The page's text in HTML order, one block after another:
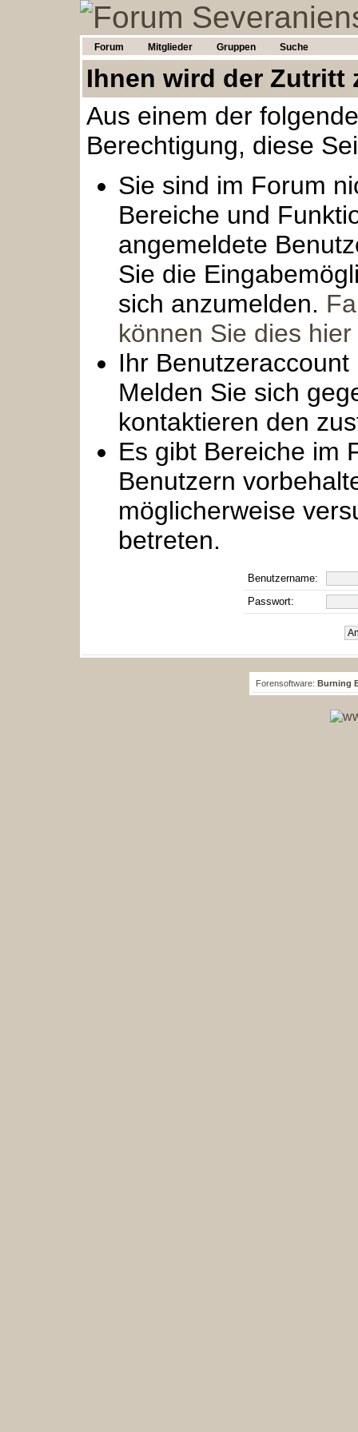
Forum Mitglieder Gruppen Suche
Ihnen wird der Zutritt
Aus einem der
Berechtigung, diese
Sie sind im Forum
Bereiche und
angemeldete
Sie die
sich anzumelden.
können Sie dies
Ihr
Melden Sie sich
kontaktieren den
Es gibt Bereiche im
Benutzern
möglicherweise
betreten.
Benutzername:
Passwort:
Forensoftware: Burning